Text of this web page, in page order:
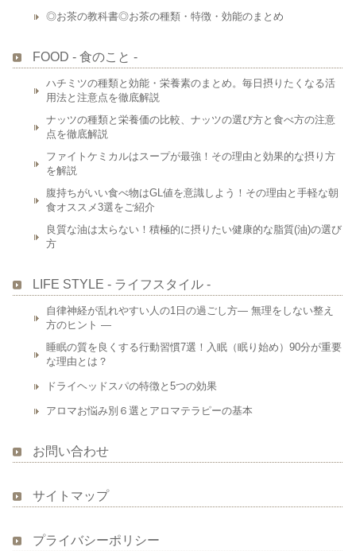
◎お茶の教科書◎お茶の種類・特徴・効能のまとめ
FOOD - 食のこと -
ハチミツの種類と効能・栄養素のまとめ。毎日摂りたくなる活
用法と注意点を徹底解説
ナッツの種類と栄養価の比較、ナッツの選び方と食べ方の注意
点を徹底解説
ファイトケミカルはスープが最強！その理由と効果的な摂り方
を解説
腹持ちがいい食べ物はGL値を意識しよう！その理由と手軽な朝
食オススメ3選をご紹介
良質な油は太らない！積極的に摂りたい健康的な脂質(油)の選び
方
LIFE STYLE - ライフスタイル -
自律神経が乱れやすい人の1日の過ごし方― 無理をしない整え
方のヒント ―
睡眠の質を良くする行動習慣7選！入眠（眠り始め）90分が重要
な理由とは？
ドライヘッドスパの特徴と5つの効果
アロマお悩み別６選とアロマテラピーの基本
お問い合わせ
サイトマップ
プライバシーポリシー